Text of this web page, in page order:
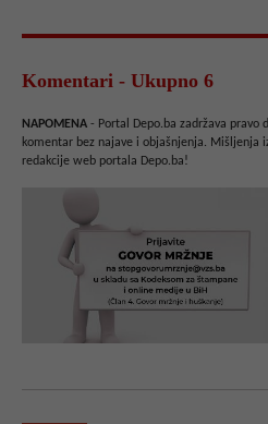
Komentari - Ukupno 6
NAPOMENA - Portal Depo.ba zadržava
komentar bez najave i objašnjenja. Mišljenja
redakcije web portala Depo.ba!